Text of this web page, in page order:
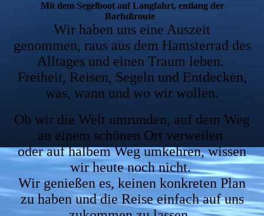
Mit dem Segelboot auf Langfahrt, entlang der
Barfußroute
Wir haben uns eine Auszeit
genommen, raus aus dem Hamsterrad des
Alltages und einen Traum leben.
Freiheit, Reisen, Segeln und Entdecken,
was, wann und wo wir wollen.
Ob wir die Welt umrunden, auf dem Weg
an einem schönen Ort verweilen
oder auf halbem Weg umkehren, wissen
wir heute noch nicht.
Wir genießen es, keinen konkreten Plan
zu haben und die Reise einfach auf uns